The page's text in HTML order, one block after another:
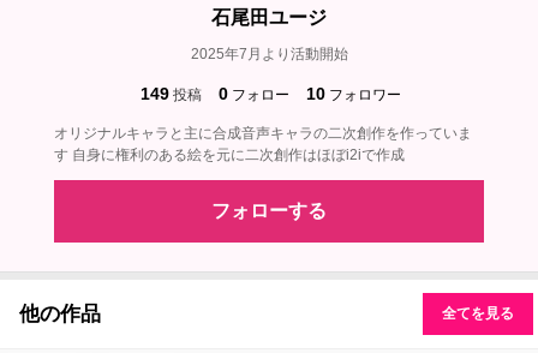
石尾田ユージ
2025年7月より活動開始
149 投稿 0 フォロー 10 フォロワー
オリジナルキャラと主に合成音声キャラの二次創作を作っていま
す 自身に権利のある絵を元に二次創作はほぼi2iで作成
フォローする
他の作品 全てを見る